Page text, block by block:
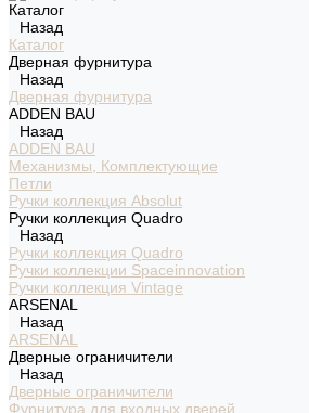
Каталог
Назад
Каталог
Дверная фурнитура
Назад
Дверная фурнитура
ADDEN BAU
Назад
ADDEN BAU
Механизмы, Комплектующие
Петли
Ручки коллекция Absolut
Ручки коллекция Quadro
Назад
Ручки коллекция Quadro
Ручки коллекции Spaceinnovation
Ручки коллекция Vintage
ARSENAL
Назад
ARSENAL
Дверные ограничители
Назад
Дверные ограничители
Фурнитура для входных дверей